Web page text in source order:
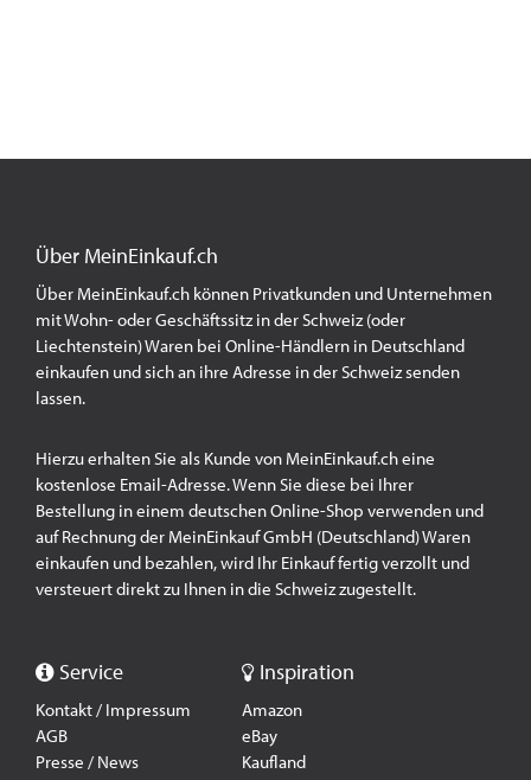
Über MeinEinkauf.ch
Über MeinEinkauf.ch können Privatkunden und Unternehmen
mit Wohn- oder Geschäftssitz in der Schweiz (oder
Liechtenstein) Waren bei Online-Händlern in Deutschland
einkaufen und sich an ihre Adresse in der Schweiz senden
lassen.
Hierzu erhalten Sie als Kunde von MeinEinkauf.ch eine
kostenlose Email-Adresse. Wenn Sie diese bei Ihrer
Bestellung in einem deutschen Online-Shop verwenden und
auf Rechnung der MeinEinkauf GmbH (Deutschland) Waren
einkaufen und bezahlen, wird Ihr Einkauf fertig verzollt und
versteuert direkt zu Ihnen in die Schweiz zugestellt.
Service
Kontakt / Impressum
AGB
Presse / News
Inspiration
Amazon
eBay
Kaufland